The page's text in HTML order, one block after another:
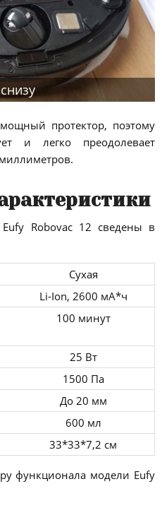
протектор, поэтому
и легко преодолевает
Robovac 12 сведены в
Сухая
Li-Ion, 2600 мА*ч
100 минут
25 Вт
1500 Па
До 20 мм
600 мл
33*33*7,2 см
функционала модели Eufy